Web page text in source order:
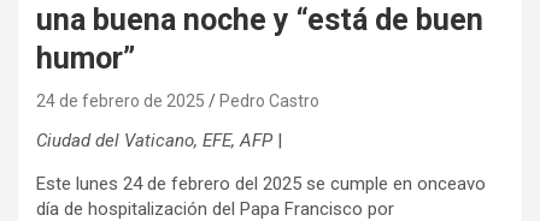
una buena noche y “está de buen
humor”
24 de febrero de 2025 Pedro Castro
Ciudad del Vaticano, EFE, AFP |
Este lunes 24 de febrero del 2025 se cumple en onceavo
día de hospitalización del Papa Francisco por